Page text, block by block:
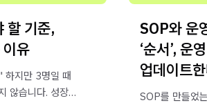
할 기준,
유
하지만 3명일 때
않습니다. 성장
SOP와 운
‘순서’, 운
업데이트
SOP를 만들었